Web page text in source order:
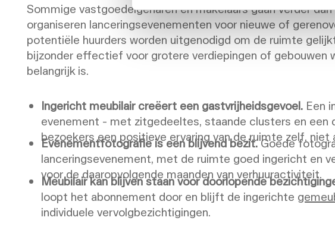
Sommige vastgoedeigenaren en makelaars gaan verder
organiseren lanceringsevenementen voor nieuwe of
potentiële huurders worden uitgenodigd om de ruimte
bijzonder effectief voor grotere verdiepingen of gebouwen
belangrijk is.
Ingericht meubilair creëert een gastvrijheidsgevoel. Een
evenement - met zitgedeeltes, staande clusters en
bezoekers een positieve ervaring van de ruimte zelf, niet
Evenementfotografie is een blijvend bezit.Goede
lanceringsevenement, met de ruimte goed ingericht en
voor de daaropvolgende maanden van verhuuractiviteit.
Meubilair kan blijven staan voor doorlopende
loopt het abonnement door en blijft de ingerichte
individuele vervolgbezichtigingen.